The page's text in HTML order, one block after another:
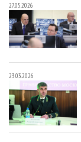
27.05.2026
23.03.2026